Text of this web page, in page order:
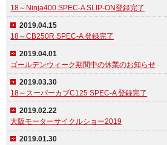
18～Ninja400 SPEC-A SLIP-ON登録完了
2019.04.15
18～CB250R SPEC-A 登録完了
2019.04.01
ゴールデンウィーク期間中の休業のお知らせ
2019.03.30
18～スーパーカブC125 SPEC-A 登録完了
2019.02.22
大阪モーターサイクルショー2019
2019.01.30